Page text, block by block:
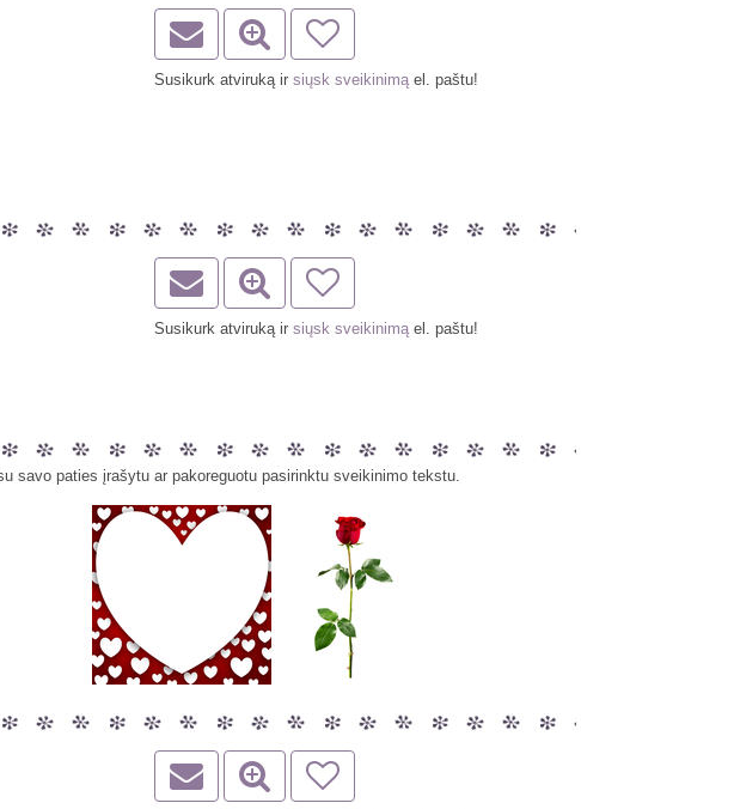
Susikurk atviruką irsiųsk sveikinimą el. paštu!
Susikurk atviruką irsiųsk sveikinimą el. paštu!
savo paties įrašytu ar pakoreguotu pasirinktu sveikinimo tekstu.